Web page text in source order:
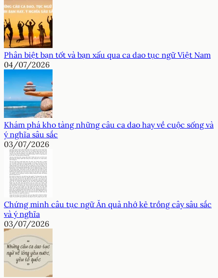
Phân biệt bạn tốt và bạn xấu qua ca dao tục ngữ Việt Nam
04/07/2026
Khám phá kho tàng những câu ca dao hay về cuộc sống và
ý nghĩa sâu sắc
03/07/2026
Chứng minh câu tục ngữ Ăn quả nhớ kẻ trồng cây sâu sắc
và ý nghĩa
03/07/2026